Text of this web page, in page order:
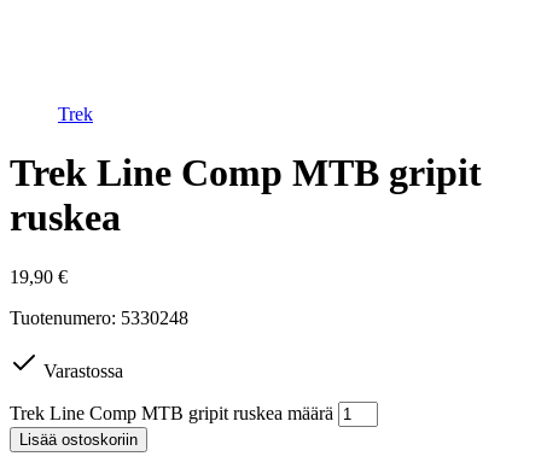
Trek
Trek Line Comp MTB gripit
ruskea
19,90 €
Tuotenumero: 5330248
Varastossa
Trek Line Comp MTB gripit ruskea määrä
Lisää ostoskoriin